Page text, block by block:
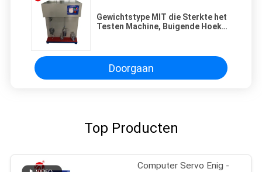
Gewichtstype MIT die Sterkte het
Testen Machine, Buigende Hoek
Doorgaan
Top Producten
Computer Servo Enig -